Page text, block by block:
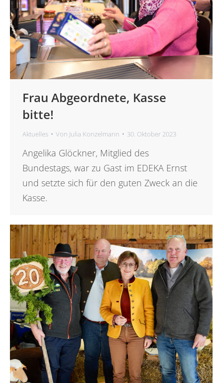
Frau Abgeordnete, Kasse
bitte!
Aktuelles Von Julia Konzelmann 30. Oktober 2023
Angelika Glöckner, Mitglied des
Bundestags, war zu Gast im EDEKA Ernst
und setzte sich für den guten Zweck an die
Kasse.